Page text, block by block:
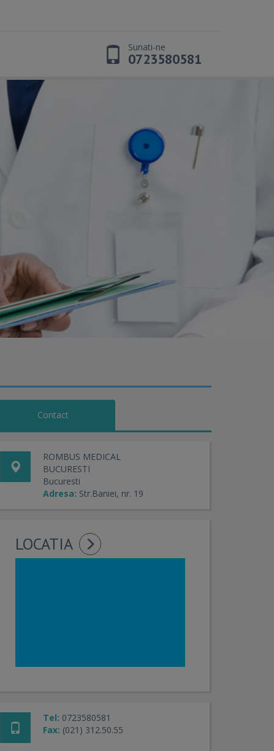
Sunati-ne
0723580581
Contact
ROMBUS MEDICAL
BUCURESTI
Bucuresti
Adresa: Str.Baniei, nr. 19
LOCATIA
Tel: 0723580581
Fax: (021) 312.50.55